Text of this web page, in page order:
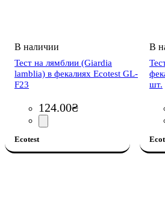
Тест на лямблии (Giardia
lamblia) в фекалиях Ecotest GL-
F23
124.00₴
Ecotest
шт.